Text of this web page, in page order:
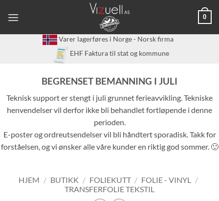
0
Varer lagerføres i Norge - Norsk firma
EHF Faktura til stat og kommune
BEGRENSET BEMANNING I JULI
Teknisk support er stengt i juli grunnet ferieavvikling. Tekniske
henvendelser vil derfor ikke bli behandlet fortløpende i denne
perioden.
E-poster og ordreutsendelser vil bli håndtert sporadisk. Takk for
forståelsen, og vi ønsker alle våre kunder en riktig god sommer. 🙂
HJEM / BUTIKK / FOLIEKUTT / FOLIE - VINYL /
TRANSFERFOLIE TEKSTIL